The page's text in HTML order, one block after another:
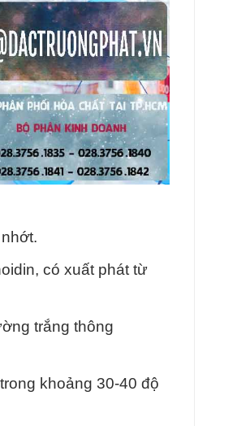
có xuất phát từ
trắng thông
khoảng 30-40 độ